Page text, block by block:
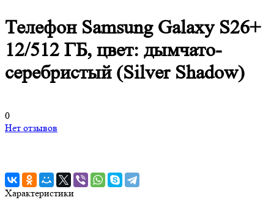
Телефон Samsung Galaxy S26+
12/512 ГБ, цвет: дымчато-
серебристый (Silver Shadow)
0
Нет отзывов
Характеристики